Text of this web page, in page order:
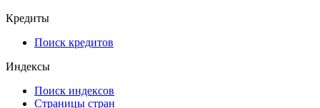
API and Data Feed
API каталог
Кредиты
Поиск кредитов